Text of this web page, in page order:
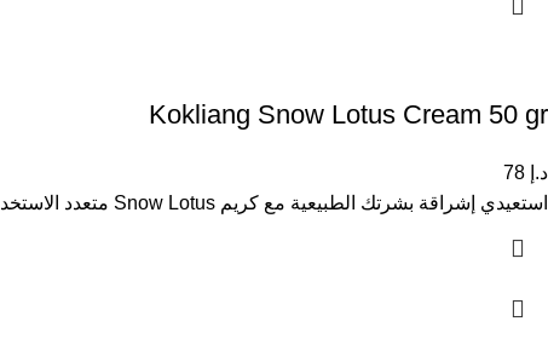
Kokliang Snow Lotus Cream 50 gr
د.إ
استعيدي إشراقة بشرتك الطبيعية مع كريم Snow Lotus متعدد الاستخدامات. يحتوي على مستخلصات طبيعية فعالة تعمل على معالجة الأسباب العميقة